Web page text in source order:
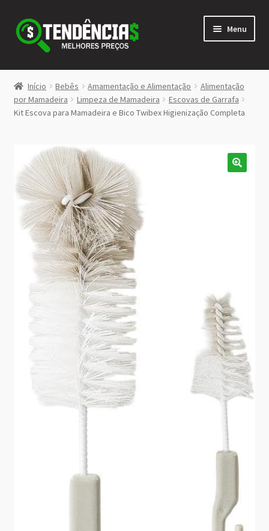
Pular
para
navegação
Pular
para
conteúdo
Menu
LOJA
<>
menu
Início Bebês Amamentação e Alimentação
Alimentação
por Mamadeira
Limpeza de Mamadeira
Escovas de Garrafa
Kit Escova para Mamadeira e Bico Twibex Higienização Completa